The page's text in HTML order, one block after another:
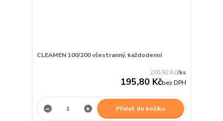
CLEAMEN 100/200 všestranný, každodenní
236,92 Kč/ks
195,80 Kčbez DPH
Přidat do košíku